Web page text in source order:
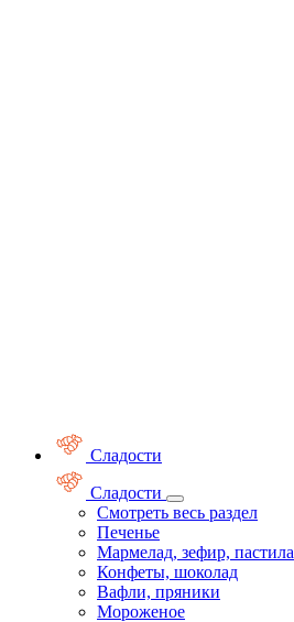
Сладости
Сладости
Смотреть весь раздел
Печенье
Мармелад, зефир, пастила
Конфеты, шоколад
Вафли, пряники
Мороженое